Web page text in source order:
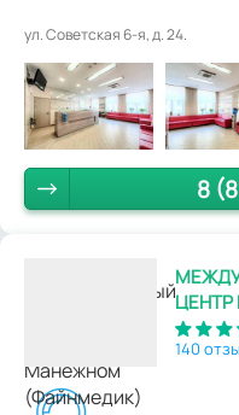
ул. Советская 6-я, д. 24.
8
140